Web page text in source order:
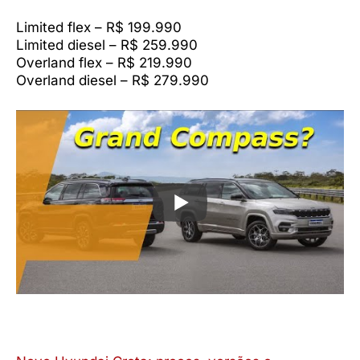
Limited flex – R$ 199.990
Limited diesel – R$ 259.990
Overland flex – R$ 219.990
Overland diesel – R$ 279.990